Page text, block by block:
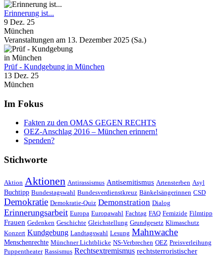
Erinnerung ist...
9 Dez. 25
München
Veranstaltungen am 13. Dezember 2025 (Sa.)
Prüf - Kundgebung in München
13 Dez. 25
München
Im Fokus
Fakten zu den OMAS GEGEN RECHTS
OEZ-Anschlag 2016 – München erinnern!
Spenden?
Stichworte
Aktion Aktionen Antirassismus Antisemitismus Artensterben Asyl
Buchtipp Bundestagswahl Bundesverdienstkreuz Bänkelsängerinnen CSD
Demokratie Demokratie-Quiz Demonstration Dialog
Erinnerungsarbeit Europa Europawahl Fachtag FAQ Femizide Filmtipp
Frauen Gedenken Geschichte Gleichstellung Grundgesetz Klimaschutz
Konzert Kundgebung Landtagswahl Lesung Mahnwache
Menschenrechte Münchner Lichtblicke NS-Verbrechen OEZ Preisverleihung
Puppentheater Rassismus Rechtsextremismus rechtsterroristischer